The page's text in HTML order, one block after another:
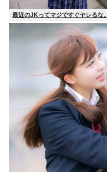
最近のJKってマジですぐヤレるな